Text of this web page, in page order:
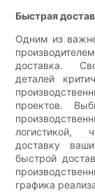
Быстрая
Одним из
доставка.
деталей
проектов.
логистикой,
доставку
быстрой
графика